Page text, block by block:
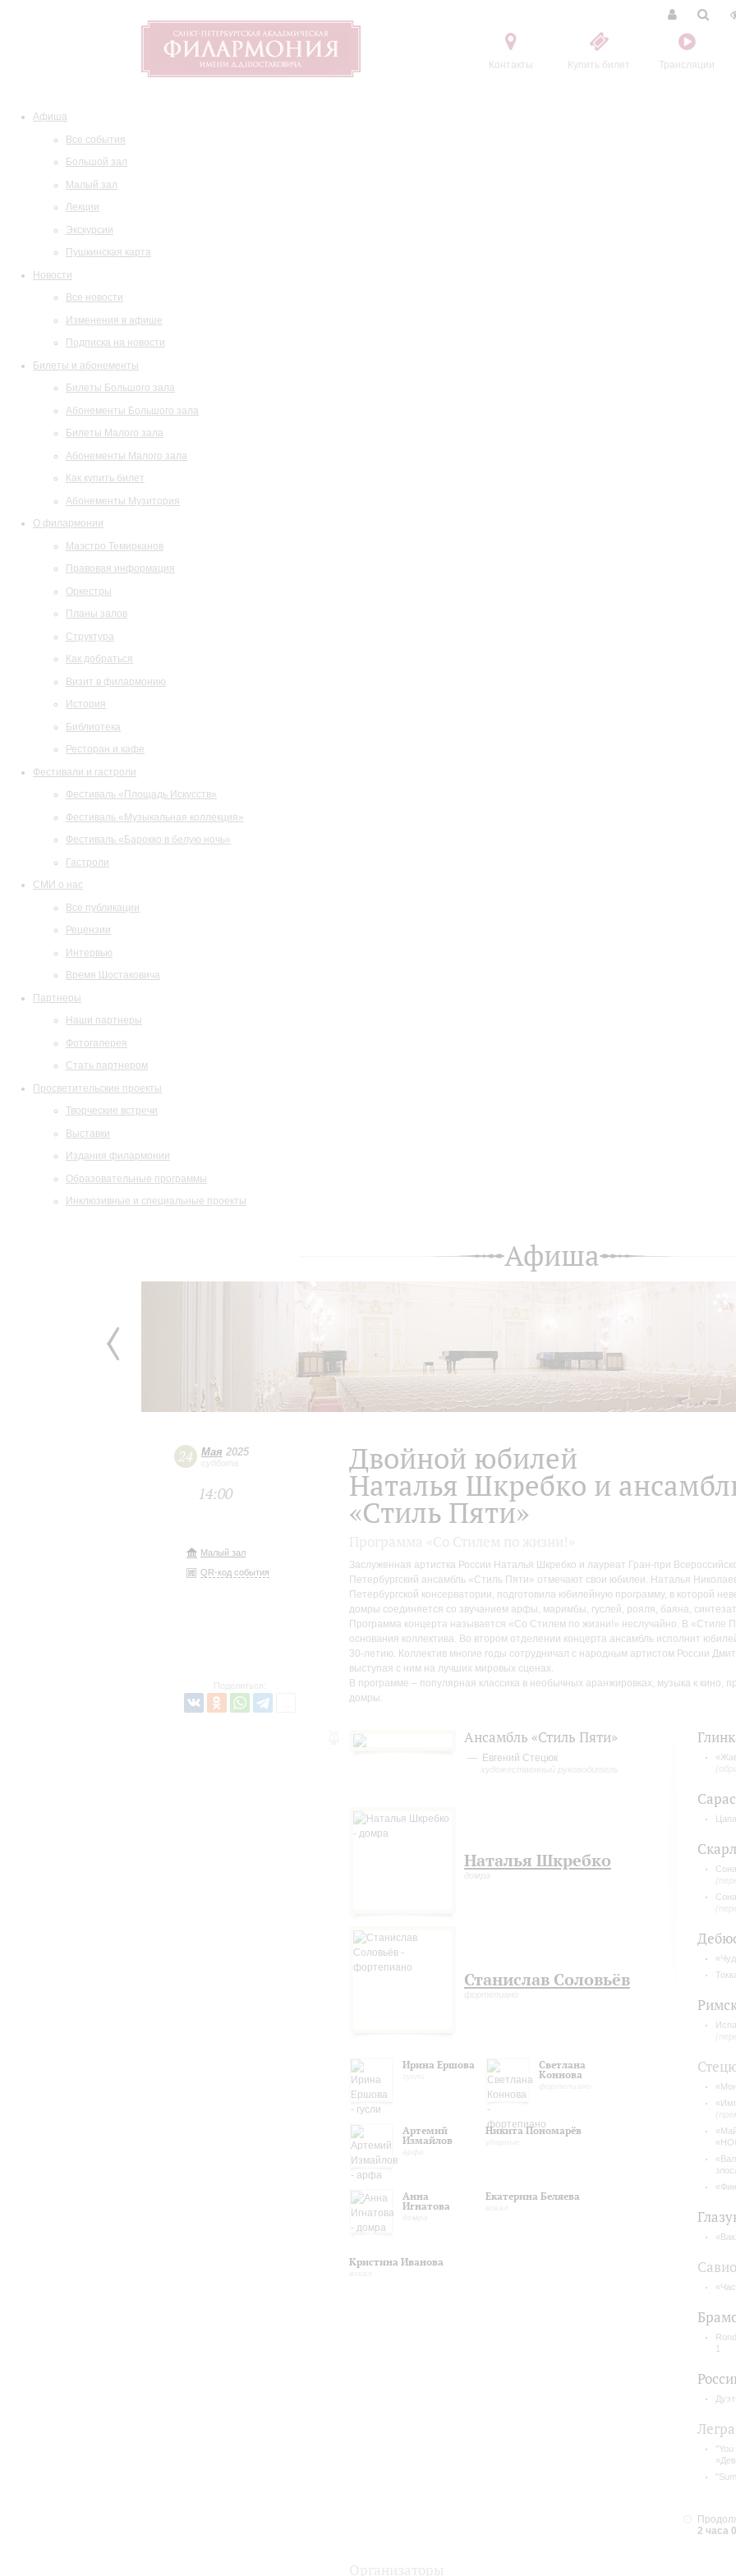
Контакты Купить билет Трансляции
Афиша
Все события
Большой зал
Малый зал
Лекции
Экскурсии
Пушкинская карта
Новости
Все новости
Изменения в афише
Подписка на новости
Билеты и абонементы
Билеты Большого зала
Абонементы Большого зала
Билеты Малого зала
Абонементы Малого зала
Как купить билет
Абонементы Музитория
О филармонии
Маэстро Темирканов
Правовая информация
Оркестры
Планы залов
Структура
Как добраться
Визит в филармонию
История
Библиотека
Ресторан и кафе
Фестивали и гастроли
Фестиваль «Площадь Искусств»
Фестиваль «Музыкальная коллекция»
Фестиваль «Барокко в белую ночь»
Гастроли
СМИ о нас
Все публикации
Рецензии
Интервью
Время Шостаковича
Партнеры
Наши партнеры
Фотогалерея
Стать партнером
Просветительские проекты
Творческие встречи
Выставки
Издания филармонии
Образовательные программы
Инклюзивные и специальные проекты
Афиша
24 Мая 2025
суббота
14:00
Малый зал
QR-код события
Поделиться:
Двойной юбилей
Наталья Шкребко и
«Стиль Пяти»
Заслуженная артистка России Наталья Шкребко и лауреат Гран-при
Петербургский ансамбль «Стиль Пяти» отмечают свои юбилеи. Наталья
Петербургской консерватории, подготовила юбилейную программу, в которой
домры соединяется со звучанием арфы, маримбы, гуслей, рояля, баяна,
Программа концерта называется «Со Стилем по жизни!» неслучайно. В «Стиле
основания коллектива. Во втором отделении концерта ансамбль исполнит
30-летию. Коллектив многие годы сотрудничал с народным артистом России
выступая с ним на лучших мировых сценах.
В программе – популярная классика в необычных аранжировках, музыка к кино,
домры.
Ансамбль «Стиль Пяти»
Евгений Стецюк
художественный руководитель
Наталья Шкребко
домра
Станислав Соловьёв
фортепиано
Ирина Ершова
Светлана
Коннова
Артемий
Измайлов
Никита Пономарёв
Анна
Игнатова
Екатерина Беляева
Кристина Иванова Савио
1
2 часа